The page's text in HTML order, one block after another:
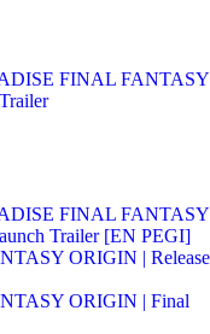
FINAL FANTASY
FINAL FANTASY
Trailer [EN PEGI]
ORIGIN | Release
ORIGIN | Final